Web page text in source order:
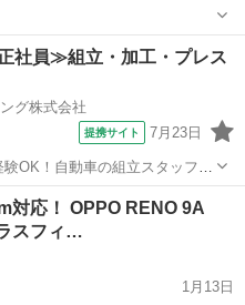
アダプター
社員≫組立・加工・プレス
グ株式会社
提携サイト 7月23日
験OK！自動車の組立スタッフ
外の各部品・ハンドル・足回
対応！ OPPO RENO 9A
スフィ…
1月13日